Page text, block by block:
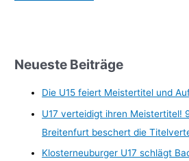
Neueste Beiträge
Die U15 feiert Meistertitel und
U17 verteidigt ihren Meistertitel!
Breitenfurt beschert die
Klosterneuburger U17 schlägt